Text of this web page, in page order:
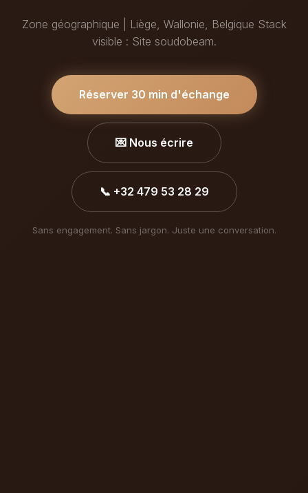
Zone géographique | Liège, Wallonie, Belgique Stack
visible : Site soudobeam.
Réserver 30 min d'échange
💌 Nous écrire
📞 +32 479 53 28 29
Sans engagement. Sans jargon. Juste une conversation.